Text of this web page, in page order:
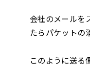
会社のメールを
たらパケットの
このように送る